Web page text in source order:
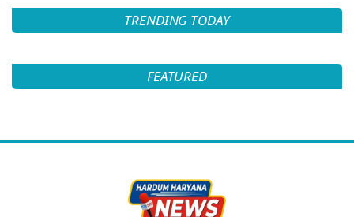
TRENDING TODAY
FEATURED